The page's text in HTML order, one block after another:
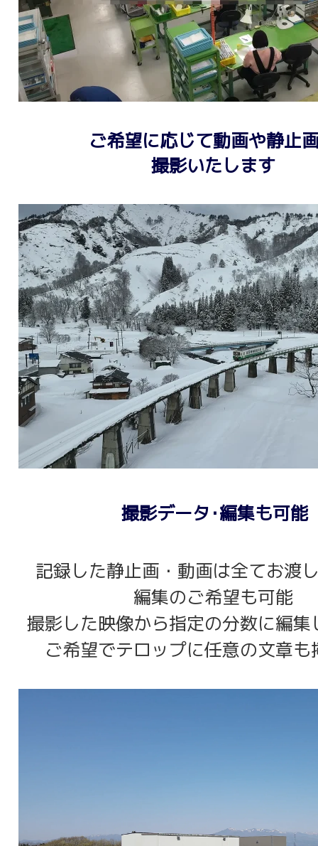
ご希望に応じて動画や静止
撮影いたします
撮影データ･編集も可能
記録した静止画・動画は全てお渡
編集のご希望も可能
撮影した映像から指定の分数に編集
ご希望でテロップに任意の文章も